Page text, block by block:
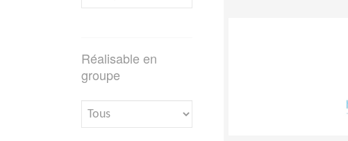
Réalisable en
groupe